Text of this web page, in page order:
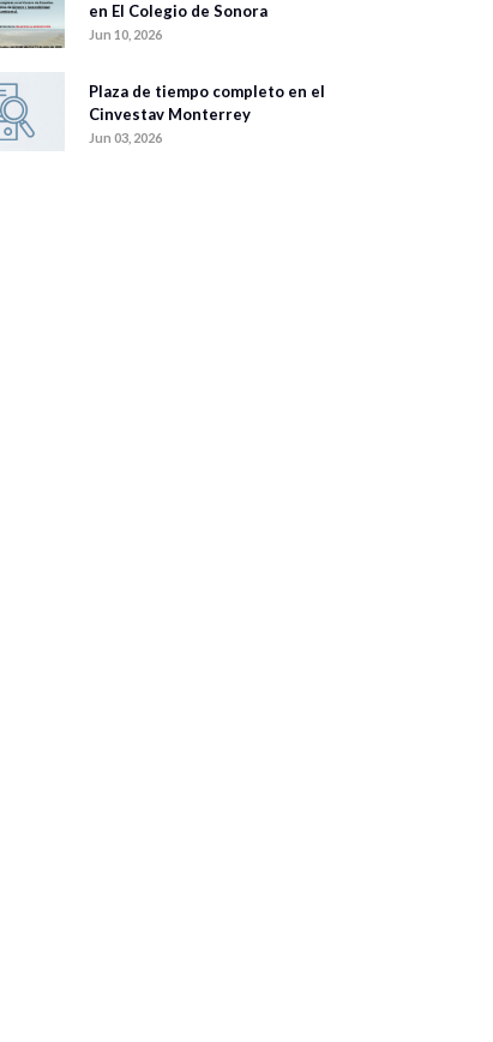
en El Colegio de Sonora
Jun 10, 2026
Plaza de tiempo completo en el
Cinvestav Monterrey
Jun 03, 2026